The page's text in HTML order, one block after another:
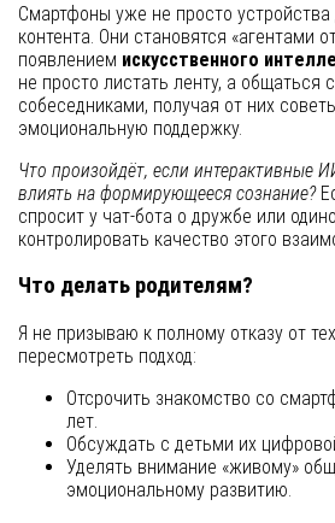
Смартфоны уже не просто устройства
контента. Они становятся «агентами
появлением искусственного
не просто листать ленту, а общаться
собеседниками, получая от них
эмоциональную поддержку.
Что произойдёт, если интерактивные
влиять на формирующееся сознание?
спросит у чат-бота о дружбе или
контролировать качество этого
Что делать родителям?
Я не призываю к полному отказу от
пересмотреть подход:
Отсрочить знакомство со
лет.
Обсуждать с детьми их
Уделять внимание «живому»
эмоциональному развитию.